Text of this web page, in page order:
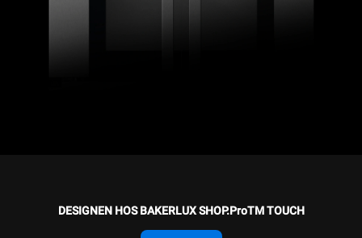
DESIGNEN HOS BAKERLUX SHOP.ProTM TOUCH